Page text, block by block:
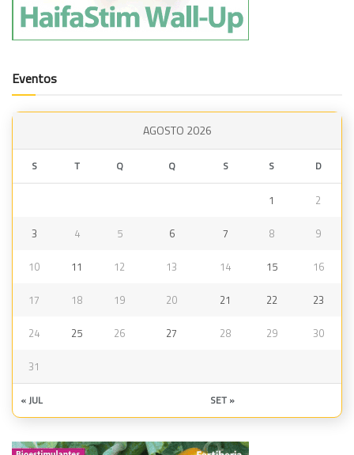
Eventos
AGOSTO 2026
S T Q Q S S D
1 2
3 4 5 6 7 8 9
10 11 12 13 14 15 16
17 18 19 20 21 22 23
24 25 26 27 28 29 30
31
« JUL SET »